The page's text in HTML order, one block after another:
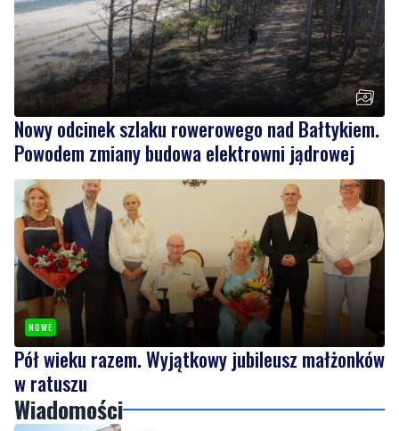
Nowy odcinek szlaku rowerowego nad Bałtykiem.
Powodem zmiany budowa elektrowni jądrowej
NOWE
Pół wieku razem. Wyjątkowy jubileusz małżonków
w ratuszu
Wiadomości